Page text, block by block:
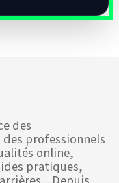
des
professionnels
online,
pratiques,
Depuis